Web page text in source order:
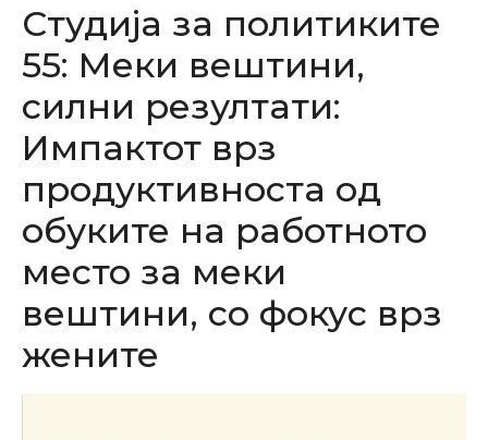
Студија за политиките
55: Меки вештини,
силни резултати:
Импактот врз
продуктивноста од
обуките на работното
место за меки
вештини, со фокус врз
жените